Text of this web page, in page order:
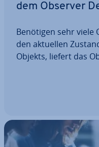
dem Observer
Benötigen sehr
den aktuellen
Objekts, liefert das